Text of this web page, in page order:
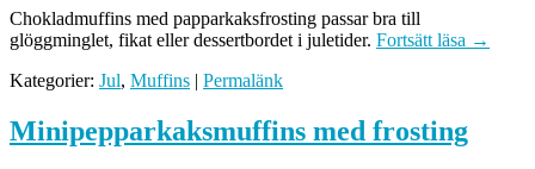
Chokladmuffins med papparkaksfrosting passar bra till
glöggminglet, fikat eller dessertbordet i juletider. Fortsätt läsa →
Kategorier: Jul, Muffins | Permalänk
Minipepparkaksmuffins med frosting